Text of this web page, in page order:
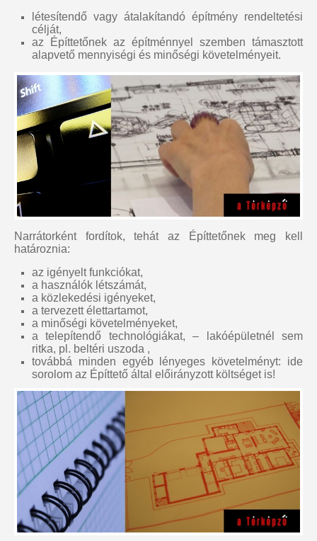
létesítendő vagy átalakítandó építmény rendeltetési
célját,
az Építtetőnek az építménnyel szemben támasztott
alapvető mennyiségi és minőségi követelményeit.
Narrátorként fordítok, tehát az Építtetőnek meg kell
határoznia:
az igényelt funkciókat,
a használók létszámát,
a közlekedési igényeket,
a tervezett élettartamot,
a minőségi követelményeket,
a telepítendő technológiákat, – lakóépületnél sem
ritka, pl. beltéri uszoda ,
továbbá minden egyéb lényeges követelményt: ide
sorolom az Építtető által előirányzott költséget is!